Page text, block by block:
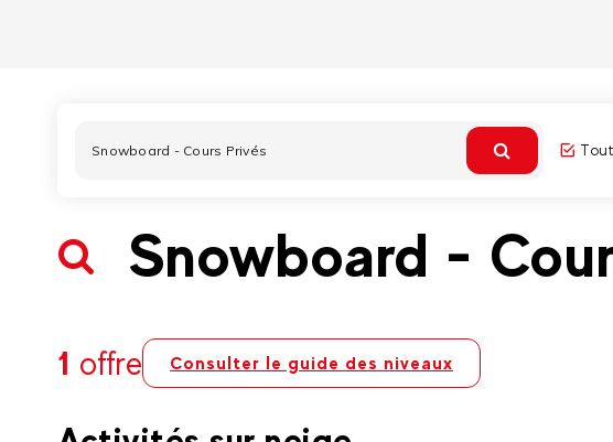
Snowboard -
1 offre Consulter le guide des niveaux